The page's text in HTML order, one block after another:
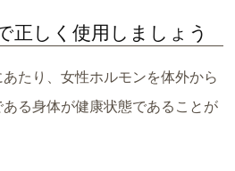
正しく使用しましょう
たり、女性ホルモンを体外から
る身体が健康状態であることが